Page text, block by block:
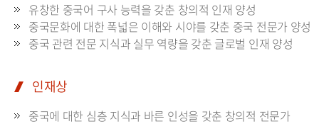
유창한 중국어 구사 능력을 갖춘 창의적 인재 양성
중국문화에 대한 폭넓은 이해와 시야를 갖춘 중국 전문가 양성
중국 관련 전문 지식과 실무 역량을 갖춘 글로벌 인재 양성
인재상
중국에 대한 심층 지식과 바른 인성을 갖춘 창의적 전문가